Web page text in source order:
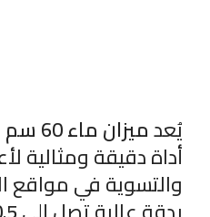
يُعدميزان ماء 60 سم مع مغناطيس قوي
أداة دقيقة ومثالية
والتسوية في مواقع